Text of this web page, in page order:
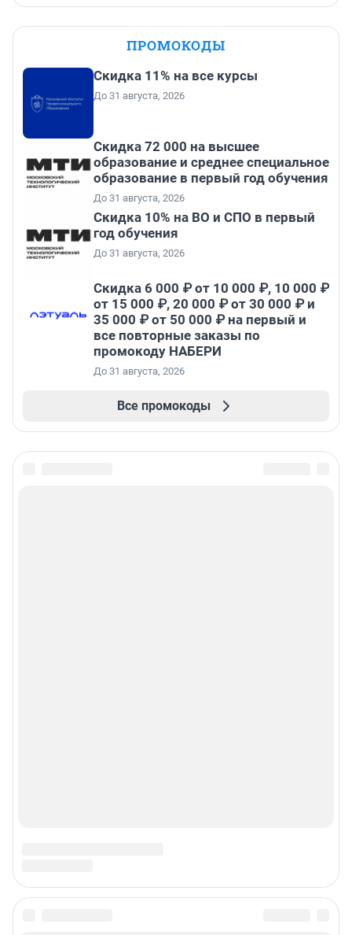
ПРОМОКОДЫ
Скидка 11% на все курсы
До 31 августа, 2026
Скидка 72 000 на высшее
образование и среднее специальное
образование в первый год обучения
До 31 августа, 2026
Скидка 10% на ВО и СПО в первый
год обучения
До 31 августа, 2026
Скидка 6 000 ₽ от 10 000 ₽, 10 000 ₽
от 15 000 ₽, 20 000 ₽ от 30 000 ₽ и
35 000 ₽ от 50 000 ₽ на первый и
все повторные заказы по
промокоду НАБЕРИ
До 31 августа, 2026
Все промокоды